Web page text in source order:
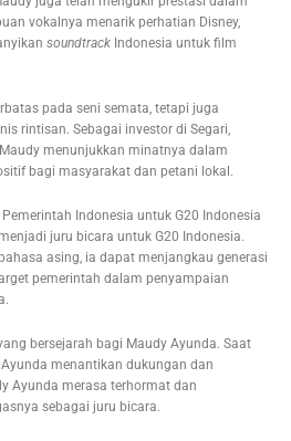
vokalnya menarik perhatian Disney,
soundtrack Indonesia untuk film
pada seni semata, tetapi juga
rintisan. Sebagai investor di Segari,
menunjukkan minatnya dalam
bagi masyarakat dan petani lokal.
Indonesia untuk G20 Indonesia
juru bicara untuk G20 Indonesia.
asing, ia dapat menjangkau generasi
pemerintah dalam penyampaian
bersejarah bagi Maudy Ayunda. Saat
menantikan dukungan dan
Ayunda merasa terhormat dan
sebagai juru bicara.